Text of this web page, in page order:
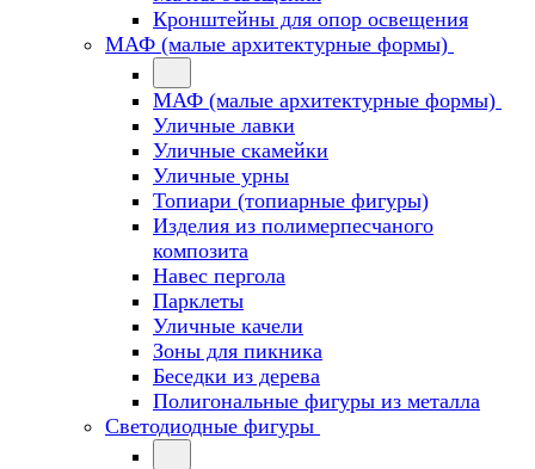
Кронштейны для опор освещения
МАФ (малые архитектурные формы)
МАФ (малые архитектурные формы)
Уличные лавки
Уличные скамейки
Уличные урны
Топиари (топиарные фигуры)
Изделия из полимерпесчаного
композита
Навес пергола
Парклеты
Уличные качели
Зоны для пикника
Беседки из дерева
Полигональные фигуры из металла
Светодиодные фигуры